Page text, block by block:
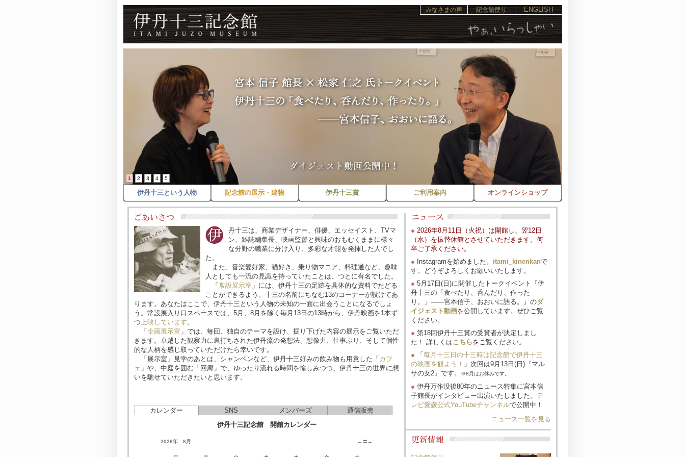
ENGLISH
記念館便り
みなさまの声
1 2 3 4 5
伊丹十三という人物 記念館の展示・建物 伊丹十三賞 ご利用案内 オンラインショップ
丹十三は、商業デザイナー、俳優、エッセイスト、TVマ
ン、雑誌編集長、映画監督と興味のおもむくままに様々
な分野の職業に分け入り、多彩な才能を発揮した人でし
た。
また、音楽愛好家、猫好き、乗り物マニア、料理通など、趣味
人としても一流の見識を持っていたことは、つとに有名でした。
「 常設展示室 」には、伊丹十三の足跡を具体的な資料でたどる
ことができるよう、十三の名前にちなむ13のコーナーが設けてあ
ります。あなたはここで、伊丹十三という人物の未知の一面に出会うことになるでしょ
う。常設展入り口スペースでは、5月、8月を除く毎月13日の13時から、伊丹映画を1本ず
つ上映しています。
「 企画展示室 」では、毎回、独自のテーマを設け、掘り下げた内容の展示をご覧いただ
きます。卓越した観察力に裏打ちされた伊丹流の発想法、想像力、仕事ぶり、そして個性
的な人柄を感じ取っていただけたら幸いです。
「展示室」見学のあとは、シャンペンなど、伊丹十三好みの飲み物も用意した「 カフ
ェ 」や、中庭を囲む「回廊」で、ゆったり流れる時間を愉しみつつ、伊丹十三の世界に想
いを馳せていただきたいと思います。
カレンダー SNS メンバーズ
通信販売
伊丹十三記念館 開館カレンダー
→
〓
←
2026年 8月
● 2026年8月11日（火祝）は開館し、翌12日
（水）を振替休館とさせていただきます。何
卒ご了承ください。
●
Instagramを始めました。 itami_kinenkanで
す。どうぞよろしくお願いいたします。
● 5月17日(日)に開催したトークイベント『伊
丹十三の「食べたり、呑んだり、作った
り。」――宮本信子、おおいに語る。』のダ
イジェスト動画を公開しています。ぜひご覧
ください。
● 第18回伊丹十三賞の受賞者が決定しまし
た！ 詳しくはこちらをご覧ください。
●
「 毎月十三日の十三時は記念館で伊丹十三
の映画を観よう！
」次回は9月13日(日)『マル
サの女2』です。
※8月はお休みです。
● 伊丹万作没後80年のニュース特集に宮本信
子館長がインタビュー出演いたしました。 テ
レビ愛媛公式YouTubeチャンネルで公開中！
2026年5月15日(金)、開館19周年を迎えまし
ご覧ください。
ニュース一覧を見る